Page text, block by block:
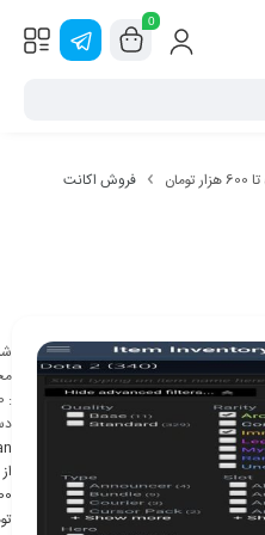
0
فروش اکانت
: